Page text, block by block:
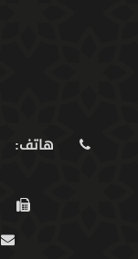
هاتف: